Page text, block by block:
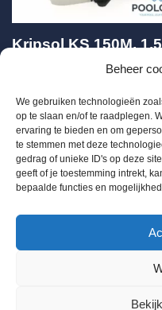
Beheer
We gebruiken technologieën
op te slaan en/of te raadplegen.
ervaring te bieden en om
te stemmen met deze
gedrag of unieke ID's op deze
geeft of je toestemming intrekt,
bepaalde functies en
Kripsol KS 150M,
BTW BE 0655684168